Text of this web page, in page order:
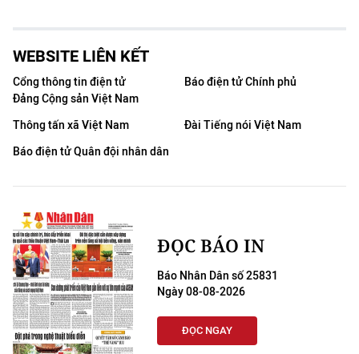
WEBSITE LIÊN KẾT
Cổng thông tin điện tử
Đảng Cộng sản Việt Nam
Báo điện tử Chính phủ
Thông tấn xã Việt Nam
Đài Tiếng nói Việt Nam
Báo điện tử Quân đội nhân dân
ĐỌC BÁO IN
Báo Nhân Dân số 25831
Ngày 08-08-2026
ĐỌC NGAY